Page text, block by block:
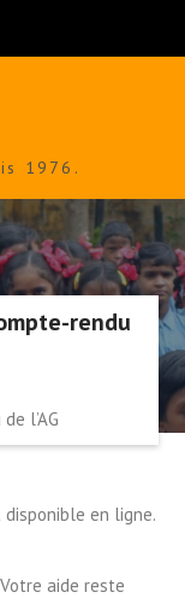
1976.
rendu
l’AG
disponible en ligne.
aide reste